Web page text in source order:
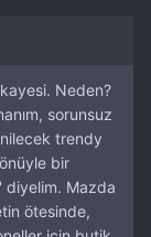
Neden?
sorunsuz
trendy
bir
diyelim. Mazda
ötesinde,